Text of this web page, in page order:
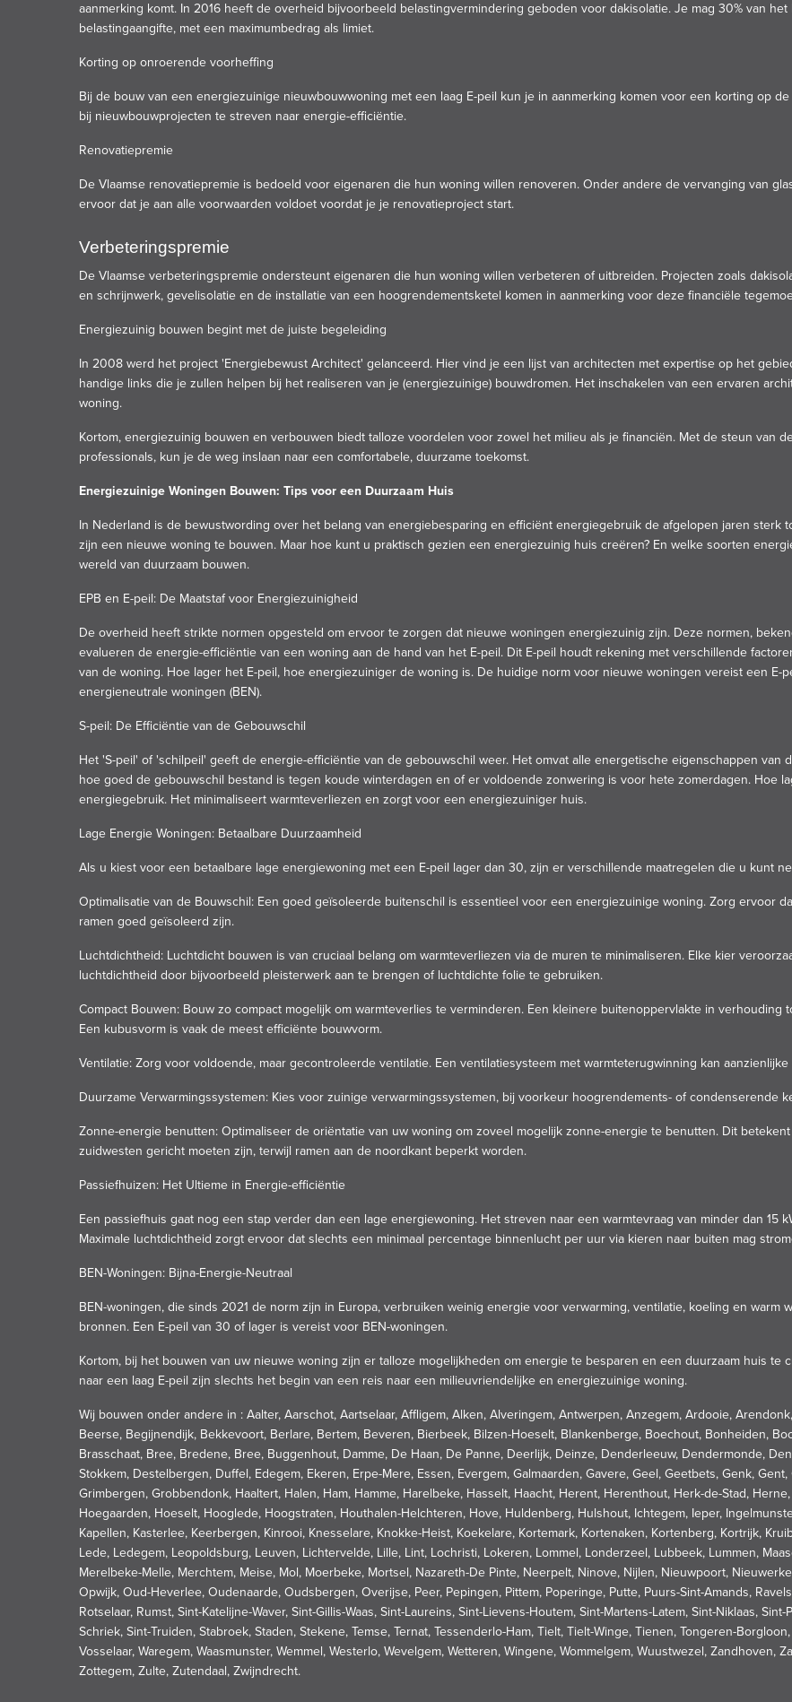
aanmerking komt. In 2016 heeft de overheid bijvoorbeeld belastingvermindering geboden voor dakisolatie. Je mag 30% van
belastingaangifte, met een maximumbedrag als limiet.
Korting op onroerende voorheffing
Bij de bouw van een energiezuinige nieuwbouwwoning met een laag E-peil kun je in aanmerking komen voor een korting op
bij nieuwbouwprojecten te streven naar energie-efficiëntie.
Renovatiepremie
De Vlaamse renovatiepremie is bedoeld voor eigenaren die hun woning willen renoveren. Onder andere de vervanging van
ervoor dat je aan alle voorwaarden voldoet voordat je je renovatieproject start.
Verbeteringspremie
De Vlaamse verbeteringspremie ondersteunt eigenaren die hun woning willen verbeteren of uitbreiden. Projecten zoals
en schrijnwerk, gevelisolatie en de installatie van een hoogrendementsketel komen in aanmerking voor deze financiële
Energiezuinig bouwen begint met de juiste begeleiding
In 2008 werd het project 'Energiebewust Architect' gelanceerd. Hier vind je een lijst van architecten met expertise op het
handige links die je zullen helpen bij het realiseren van je (energiezuinige) bouwdromen. Het inschakelen van een ervaren
woning.
Kortom, energiezuinig bouwen en verbouwen biedt talloze voordelen voor zowel het milieu als je financiën. Met de steun van
professionals, kun je de weg inslaan naar een comfortabele, duurzame toekomst.
Energiezuinige Woningen Bouwen: Tips voor een Duurzaam Huis
In Nederland is de bewustwording over het belang van energiebesparing en efficiënt energiegebruik de afgelopen jaren sterk
zijn een nieuwe woning te bouwen. Maar hoe kunt u praktisch gezien een energiezuinig huis creëren? En welke soorten
wereld van duurzaam bouwen.
EPB en E-peil: De Maatstaf voor Energiezuinigheid
De overheid heeft strikte normen opgesteld om ervoor te zorgen dat nieuwe woningen energiezuinig zijn. Deze normen,
evalueren de energie-efficiëntie van een woning aan de hand van het E-peil. Dit E-peil houdt rekening met verschillende
van de woning. Hoe lager het E-peil, hoe energiezuiniger de woning is. De huidige norm voor nieuwe woningen vereist een E-
energieneutrale woningen (BEN).
S-peil: De Efficiëntie van de Gebouwschil
Het 'S-peil' of 'schilpeil' geeft de energie-efficiëntie van de gebouwschil weer. Het omvat alle energetische eigenschappen
hoe goed de gebouwschil bestand is tegen koude winterdagen en of er voldoende zonwering is voor hete zomerdagen. Hoe
energiegebruik. Het minimaliseert warmteverliezen en zorgt voor een energiezuiniger huis.
Lage Energie Woningen: Betaalbare Duurzaamheid
Als u kiest voor een betaalbare lage energiewoning met een E-peil lager dan 30, zijn er verschillende maatregelen die u kunt
Optimalisatie van de Bouwschil: Een goed geïsoleerde buitenschil is essentieel voor een energiezuinige woning. Zorg ervoor
ramen goed geïsoleerd zijn.
Luchtdichtheid: Luchtdicht bouwen is van cruciaal belang om warmteverliezen via de muren te minimaliseren. Elke kier
luchtdichtheid door bijvoorbeeld pleisterwerk aan te brengen of luchtdichte folie te gebruiken.
Compact Bouwen: Bouw zo compact mogelijk om warmteverlies te verminderen. Een kleinere buitenoppervlakte in
Een kubusvorm is vaak de meest efficiënte bouwvorm.
Ventilatie: Zorg voor voldoende, maar gecontroleerde ventilatie. Een ventilatiesysteem met warmteterugwinning kan
Duurzame Verwarmingssystemen: Kies voor zuinige verwarmingssystemen, bij voorkeur hoogrendements- of condenserende
Zonne-energie benutten: Optimaliseer de oriëntatie van uw woning om zoveel mogelijk zonne-energie te benutten. Dit
zuidwesten gericht moeten zijn, terwijl ramen aan de noordkant beperkt worden.
Passiefhuizen: Het Ultieme in Energie-efficiëntie
Een passiefhuis gaat nog een stap verder dan een lage energiewoning. Het streven naar een warmtevraag van minder dan 15
Maximale luchtdichtheid zorgt ervoor dat slechts een minimaal percentage binnenlucht per uur via kieren naar buiten mag
BEN-Woningen: Bijna-Energie-Neutraal
BEN-woningen, die sinds 2021 de norm zijn in Europa, verbruiken weinig energie voor verwarming, ventilatie, koeling en
bronnen. Een E-peil van 30 of lager is vereist voor BEN-woningen.
Kortom, bij het bouwen van uw nieuwe woning zijn er talloze mogelijkheden om energie te besparen en een duurzaam huis te
naar een laag E-peil zijn slechts het begin van een reis naar een milieuvriendelijke en energiezuinige woning.
Wij bouwen onder andere in : Aalter, Aarschot, Aartselaar, Affligem, Alken, Alveringem, Antwerpen, Anzegem, Ardooie,
Beerse, Begijnendijk, Bekkevoort, Berlare, Bertem, Beveren, Bierbeek, Bilzen-Hoeselt, Blankenberge, Boechout, Bonheiden,
Brasschaat, Bree, Bredene, Bree, Buggenhout, Damme, De Haan, De Panne, Deerlijk, Deinze, Denderleeuw, Dendermonde,
Stokkem, Destelbergen, Duffel, Edegem, Ekeren, Erpe-Mere, Essen, Evergem, Galmaarden, Gavere, Geel, Geetbets, Genk,
Grimbergen, Grobbendonk, Haaltert, Halen, Ham, Hamme, Harelbeke, Hasselt, Haacht, Herent, Herenthout, Herk-de-Stad,
Hoegaarden, Hoeselt, Hooglede, Hoogstraten, Houthalen-Helchteren, Hove, Huldenberg, Hulshout, Ichtegem, Ieper,
Kapellen, Kasterlee, Keerbergen, Kinrooi, Knesselare, Knokke-Heist, Koekelare, Kortemark, Kortenaken, Kortenberg, Kortrijk,
Lede, Ledegem, Leopoldsburg, Leuven, Lichtervelde, Lille, Lint, Lochristi, Lokeren, Lommel, Londerzeel, Lubbeek, Lummen,
Merelbeke-Melle, Merchtem, Meise, Mol, Moerbeke, Mortsel, Nazareth-De Pinte, Neerpelt, Ninove, Nijlen, Nieuwpoort,
Opwijk, Oud-Heverlee, Oudenaarde, Oudsbergen, Overijse, Peer, Pepingen, Pittem, Poperinge, Putte, Puurs-Sint-Amands,
Rotselaar, Rumst, Sint-Katelijne-Waver, Sint-Gillis-Waas, Sint-Laureins, Sint-Lievens-Houtem, Sint-Martens-Latem, Sint-Niklaas,
Schriek, Sint-Truiden, Stabroek, Staden, Stekene, Temse, Ternat, Tessenderlo-Ham, Tielt, Tielt-Winge, Tienen, Tongeren-
Vosselaar, Waregem, Waasmunster, Wemmel, Westerlo, Wevelgem, Wetteren, Wingene, Wommelgem, Wuustwezel, Zandhoven,
Zottegem, Zulte, Zutendaal, Zwijndrecht.